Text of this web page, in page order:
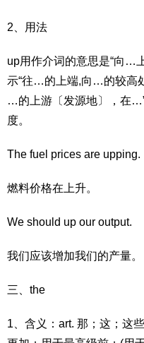
2、用法
up用作介词的意思是“向…
示“往…的上端,向…的较高
…的上游〔发源地〕，在
度。
The fuel prices are upping.
燃料价格在上升。
We should up our output.
我们应该增加我们的产量。
三、the
1、含义：art. 那；这；这